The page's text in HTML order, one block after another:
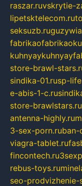
raszar.ruvskrytie-
lipetsktelecom.ru
seksuzb.ru
store-brawl-
sindika-01.rusp-
e-abis-1-c.ru
store-brawlstars.ru
antenna-highly.ru
3-sex-porn.ruban-
viagra-tablet.ru
fincontech.ru
rebus-toys.ru
seo-